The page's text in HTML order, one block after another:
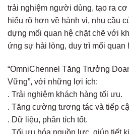
trải nghiệm người dùng, tạo ra
hiểu rõ hơn về hành vi, nhu cầu
dựng mối quan hệ chặt chẽ với
ứng sự hài lòng, duy trì mối quan
“OmniChennel Tăng Trưởng
Vững”, với những lợi ích:
. Trải nghiệm khách hàng tối ưu.
. Tăng cường tương tác và tiếp
. Dữ liệu, phân tích tốt.